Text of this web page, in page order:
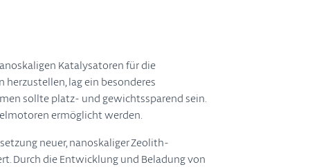
Katalysatoren für die
lag ein besonderes
sollte platz- und gewichtssparend sein.
ermöglicht werden.
neuer, nanoskaliger Zeolith-
Durch die Entwicklung und Beladung von